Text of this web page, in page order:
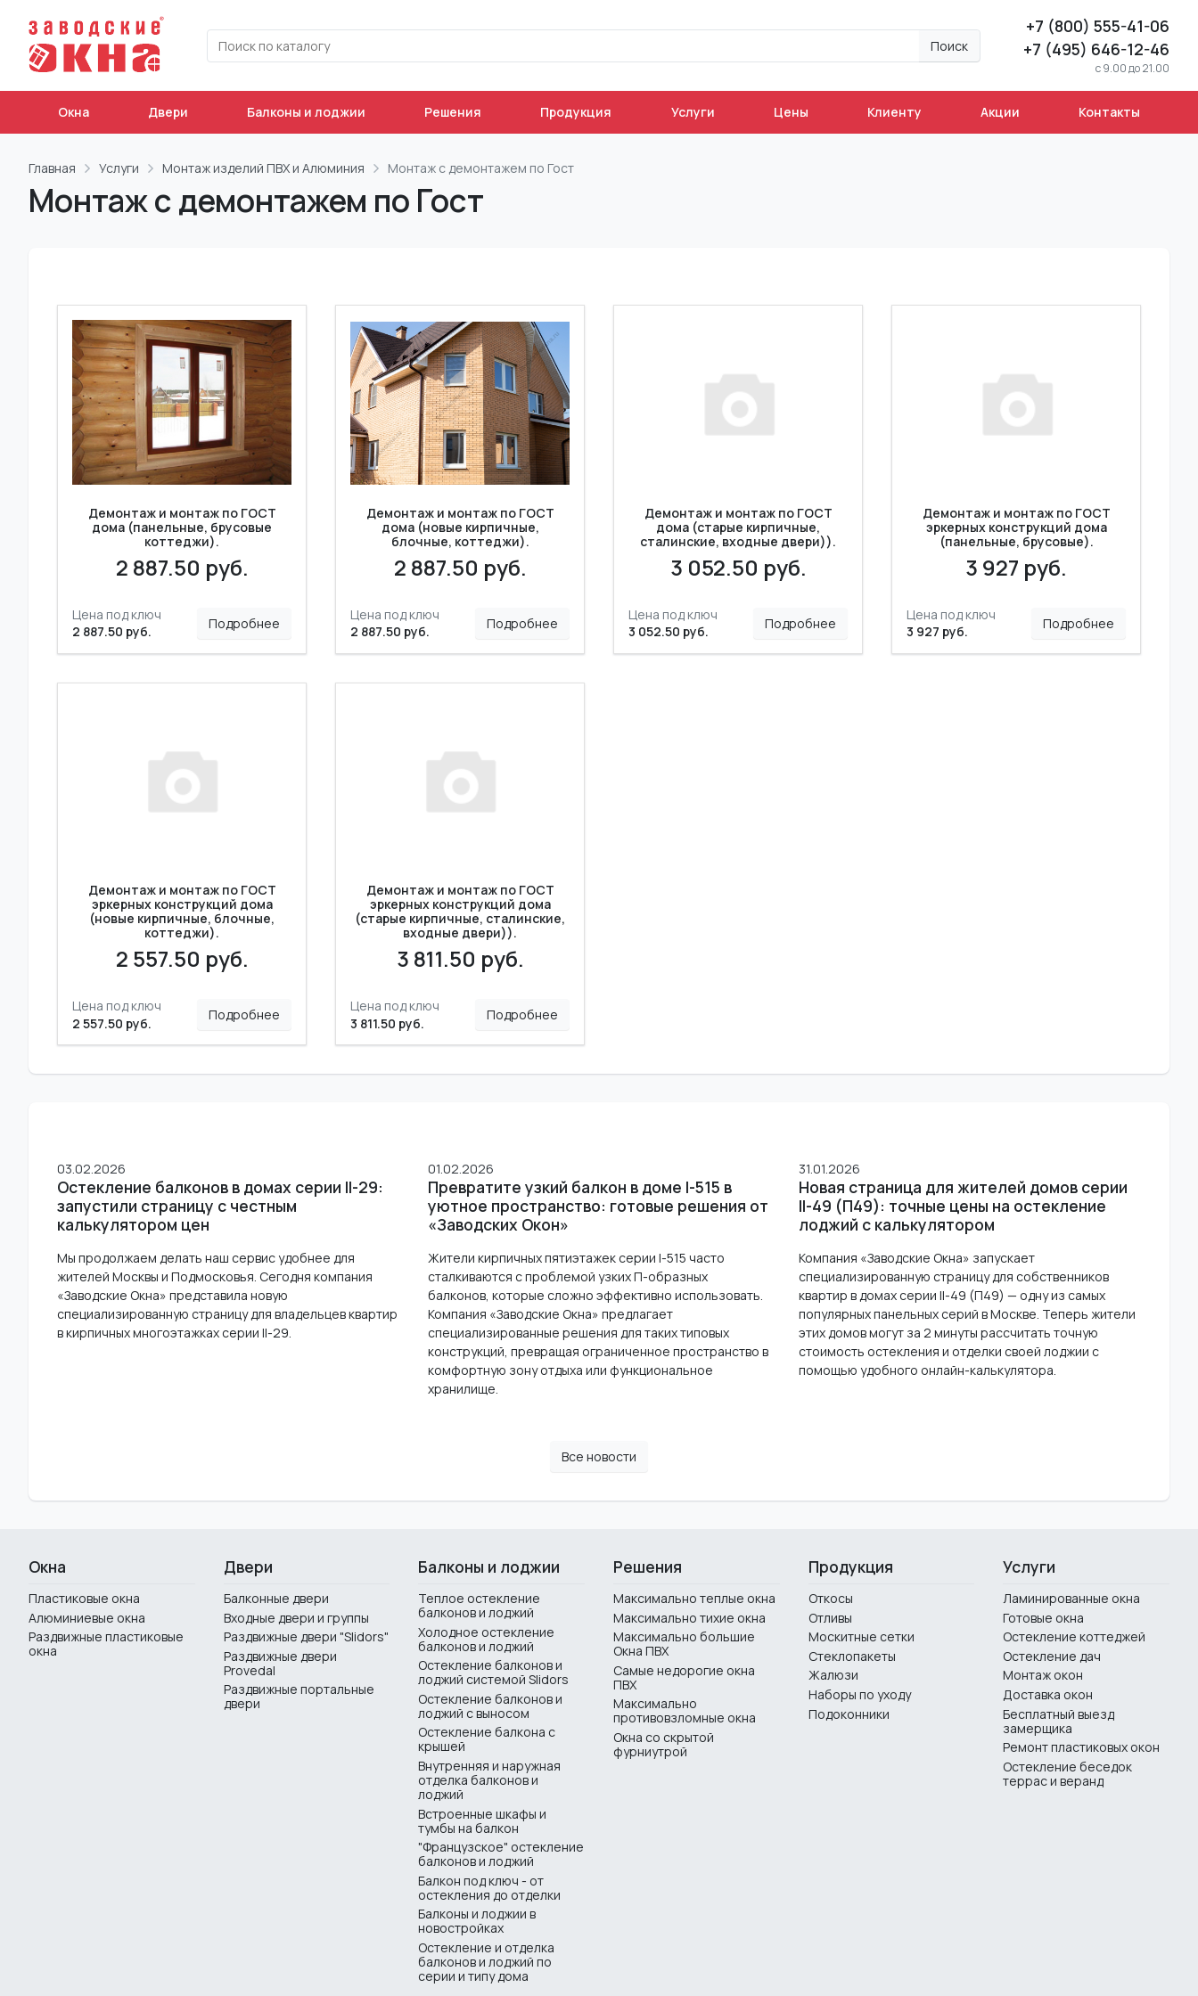
Поиск
+7 (800) 555-41-06
+7 (495) 646-12-46
c 9.00 до 21.00
Окна Двери Балконы и лоджии Решения Продукция Услуги Цены Клиенту Акции Контакты
Главная Услуги Монтаж изделий ПВХ и Алюминия Монтаж с демонтажем по Гост
Монтаж с демонтажем по Гост
Демонтаж и монтаж по ГОСТ
дома (панельные, брусовые
коттеджи).
2 887.50 руб.
Цена под ключ
2 887.50 руб.
Подробнее
Демонтаж и монтаж по ГОСТ
дома (новые кирпичные,
блочные, коттеджи).
2 887.50 руб.
Цена под ключ
2 887.50 руб.
Подробнее
Демонтаж и монтаж по ГОСТ
дома (старые кирпичные,
сталинские, входные двери)).
3 052.50 руб.
Цена под ключ
3 052.50 руб.
Подробнее
Демонтаж и монтаж по ГОСТ
эркерных конструкций дома
(панельные, брусовые).
3 927 руб.
Цена под ключ
3 927 руб.
Подробнее
Демонтаж и монтаж по ГОСТ
эркерных конструкций дома
(новые кирпичные, блочные,
коттеджи).
2 557.50 руб.
Цена под ключ
2 557.50 руб.
Подробнее
Демонтаж и монтаж по ГОСТ
эркерных конструкций дома
(старые кирпичные, сталинские,
входные двери)).
3 811.50 руб.
Цена под ключ
3 811.50 руб.
Подробнее
03.02.2026
Остекление балконов в домах серии II-29:
запустили страницу с честным
калькулятором цен
Мы продолжаем делать наш сервис удобнее для
жителей Москвы и Подмосковья. Сегодня компания
«Заводские Окна» представила новую
специализированную страницу для владельцев квартир
в кирпичных многоэтажках серии II-29.
01.02.2026
Превратите узкий балкон в доме I-515 в
уютное пространство: готовые решения от
«Заводских Окон»
Жители кирпичных пятиэтажек серии I-515 часто
сталкиваются с проблемой узких П-образных
балконов, которые сложно эффективно использовать.
Компания «Заводские Окна» предлагает
специализированные решения для таких типовых
конструкций, превращая ограниченное пространство в
комфортную зону отдыха или функциональное
хранилище.
31.01.2026
Новая страница для жителей домов серии
II-49 (П49): точные цены на остекление
лоджий с калькулятором
Компания «Заводские Окна» запускает
специализированную страницу для собственников
квартир в домах серии II-49 (П49) — одну из самых
популярных панельных серий в Москве. Теперь жители
этих домов могут за 2 минуты рассчитать точную
стоимость остекления и отделки своей лоджии с
помощью удобного онлайн-калькулятора.
Все новости
Окна
Пластиковые окна
Алюминиевые окна
Раздвижные пластиковые
окна
Двери
Балконные двери
Входные двери и группы
Раздвижные двери "Slidors"
Раздвижные двери
Provedal
Раздвижные портальные
двери
Балконы и лоджии
Теплое остекление
балконов и лоджий
Холодное остекление
балконов и лоджий
Остекление балконов и
лоджий системой Slidors
Остекление балконов и
лоджий с выносом
Остекление балкона с
крышей
Внутренняя и наружная
отделка балконов и
лоджий
Встроенные шкафы и
тумбы на балкон
"Французское" остекление
балконов и лоджий
Балкон под ключ - от
остекления до отделки
Балконы и лоджии в
новостройках
Остекление и отделка
балконов и лоджий по
серии и типу дома
Решения
Максимально теплые окна
Максимально тихие окна
Максимально большие
Окна ПВХ
Самые недорогие окна
ПВХ
Максимально
противовзломные окна
Окна со скрытой
фурниутрой
Продукция
Откосы
Отливы
Москитные сетки
Стеклопакеты
Жалюзи
Наборы по уходу
Подоконники
Услуги
Ламинированные окна
Готовые окна
Остекление коттеджей
Остекление дач
Монтаж окон
Доставка окон
Бесплатный выезд
замерщика
Ремонт пластиковых окон
Остекление беседок
террас и веранд